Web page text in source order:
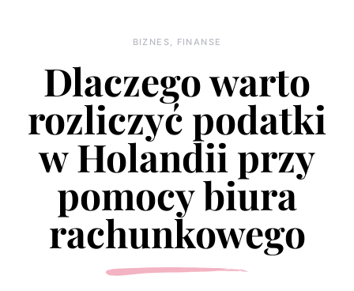
BIZNES, FINANSE
Dlaczego warto
rozliczyć podatki
w Holandii przy
pomocy biura
rachunkowego